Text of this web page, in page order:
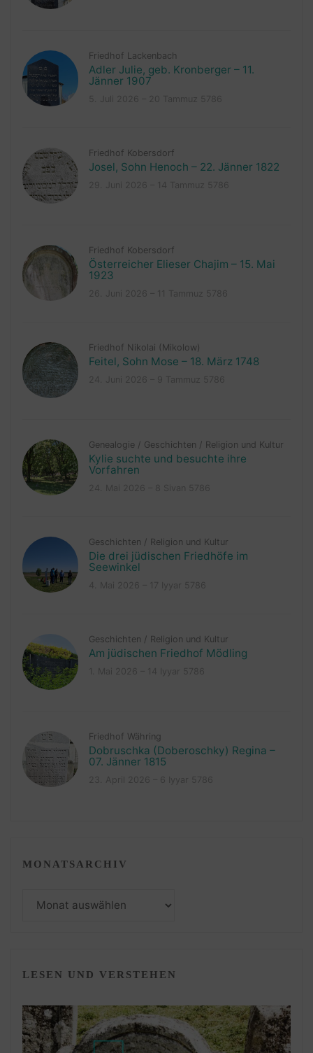
Friedhof Lackenbach
Adler Julie, geb. Kronberger – 11.
Jänner 1907
Friedhof Kobersdorf
Josel, Sohn Henoch – 22. Jänner 1822
Friedhof Kobersdorf
Österreicher Elieser Chajim – 15. Mai
1923
Friedhof Nikolai (Mikolow)
Feitel, Sohn Mose – 18. März 1748
Genealogie / Geschichten / Religion und Kultur
Kylie suchte und besuchte ihre
Vorfahren
Geschichten / Religion und Kultur
Die drei jüdischen Friedhöfe im
Seewinkel
Geschichten / Religion und Kultur
Am jüdischen Friedhof Mödling
Friedhof Währing
Dobruschka (Doberoschky) Regina –
07. Jänner 1815
MONATSARCHIV
Monatsarchiv
LESEN UND VERSTEHEN